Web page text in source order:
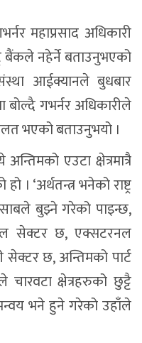
महाप्रसाद अधिकारी
बैंकले नहेर्ने बताउनुभएको
आईक्यानले बुधबार
बोल्दै गभर्नर अधिकारीले
भएको बताउनुभयो ।
एउटा क्षेत्रमात्रै
। ‘अर्थतन्त्र भनेको राष्ट्र
बुझ्ने गरेको पाइन्छ,
सेक्टर छ, एक्सटरनल
छ, अन्तिमको पार्ट
चारवटा क्षेत्रहरुको छुट्टै
भने हुने गरेको उहाँले